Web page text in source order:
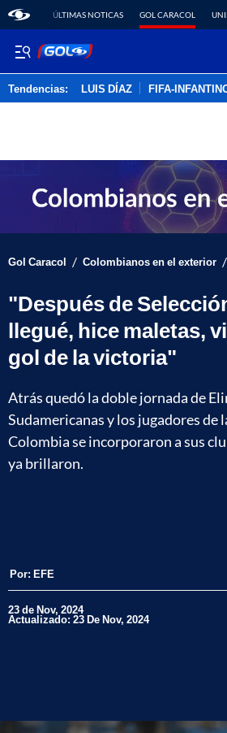
ÚLTIMAS NOTICAS GOL CARACOL
Tendencias: LUIS DÍAZ FIFA-
Gol Caracol / Colombianos en el exterior /
"Después de
llegué, hice maletas,
gol de la victoria"
Atrás quedó la doble jornada de
Sudamericanas y los jugadores de
Colombia se incorporaron a sus
ya brillaron.
Por: EFE
23 de Nov, 2024
Actualizado: 23 De Nov, 2024